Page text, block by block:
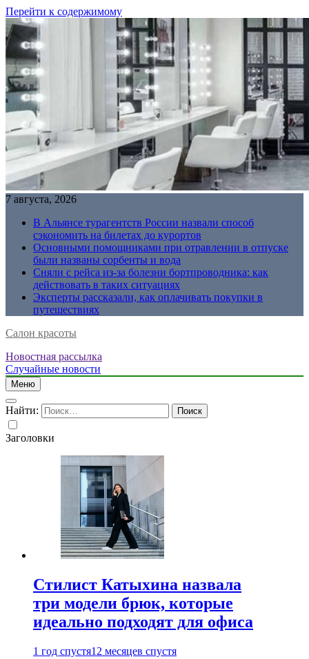
Перейти к содержимому
7 августа, 2026
В Альянсе турагентств России назвали способ
сэкономить на билетах до курортов
Основными помощниками при отравлении в отпуске
были названы сорбенты и вода
Сняли с рейса из-за болезни бортпроводника: как
действовать в таких ситуациях
Эксперты рассказали, как оплачивать покупки в
путешествиях
Салон красоты
Новостная рассылка
Случайные новости
Меню
Найти:
Заголовки
Стилист Катыхина назвала
три модели брюк, которые
идеально подходят для офиса
1 год спустя12 месяцев спустя